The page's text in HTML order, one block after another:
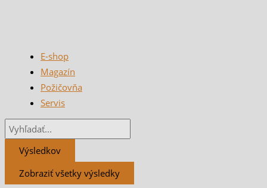
E-shop
Magazín
Požičovňa
Servis
Výsledkov
Zobraziť všetky výsledky